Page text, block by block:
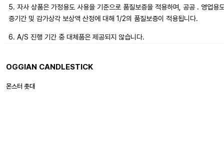
5. 자사 상품은 가정용도 사용을 기준으로 품질보증을 적용하며, 공공 . 영업용
증기간 및 감가상각 보상액 산정에 대해 1/2의 품질보증이 적용됩니다.
6. A/S 진행 기간 중 대체품은 제공되지 않습니다.
OGGIAN CANDLESTICK
몬스터 촛대